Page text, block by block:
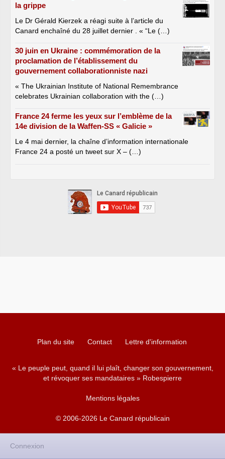
la grippe
Le Dr Gérald Kierzek a réagi suite à l’article du
Canard enchaîné du 28 juillet dernier . « “Le (…)
30 juin en Ukraine : commémoration de la
proclamation de l’établissement du
gouvernement collaborationniste nazi
« The Ukrainian Institute of National Remembrance
celebrates Ukrainian collaboration with the (…)
France 24 ferme les yeux sur l’emblème de la
14e division de la Waffen-SS « Galicie »
Le 4 mai dernier, la chaîne d’information internationale
France 24 a posté un tweet sur X – (…)
Plan du site Contact Lettre d'information
« Le peuple peut, quand il lui plaît, changer son gouvernement,
et révoquer ses mandataires » Robespierre
Mentions légales
© 2006-2026 Le Canard républicain
Connexion